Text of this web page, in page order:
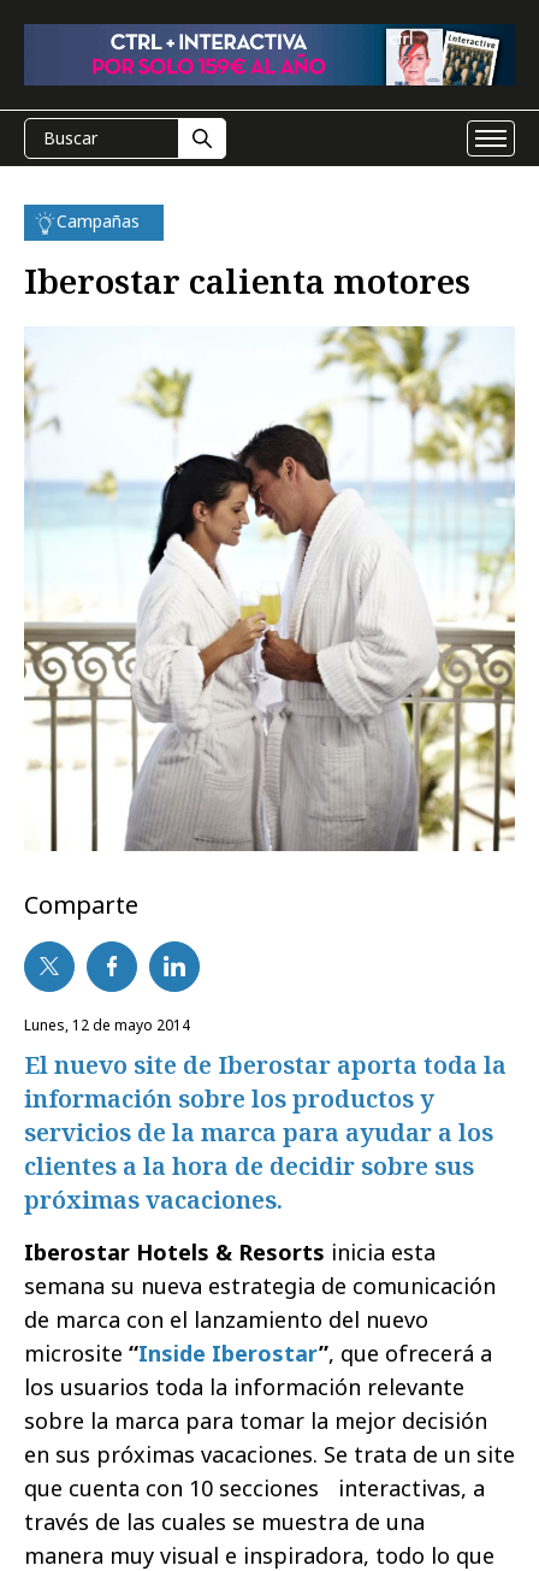
Campañas
Iberostar calienta motores
Comparte
lunes, 12 de mayo 2014
El nuevo site de Iberostar aporta toda la
información sobre los productos y
servicios de la marca para ayudar a los
clientes a la hora de decidir sobre sus
próximas vacaciones.
Iberostar Hotels & Resorts inicia esta
semana su nueva estrategia de comunicación
de marca con el lanzamiento del nuevo
microsite “Inside Iberostar”, que ofrecerá a
los usuarios toda la información relevante
sobre la marca para tomar la mejor decisión
en sus próximas vacaciones. Se trata de un site
que cuenta con 10 secciones interactivas, a
través de las cuales se muestra de una
manera muy visual e inspiradora, todo lo que